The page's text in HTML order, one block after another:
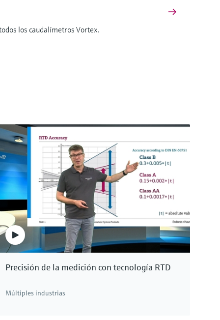
los caudalímetros Vortex.
Precisión de la medición con tecnología RTD
Múltiples industrias